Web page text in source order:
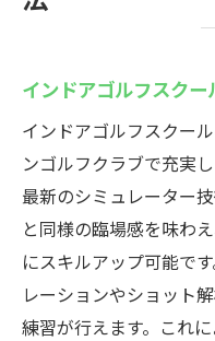
インドアゴルフスク
インドアゴルフスクー
ンゴルフクラブで充実
最新のシミュレーター
と同様の臨場感を味わ
にスキルアップ可能で
レーションやショット
練習が行えます。これ